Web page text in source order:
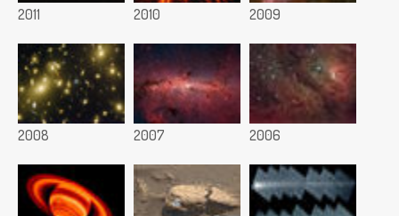
2011 2010 2009
2008 2007 2006